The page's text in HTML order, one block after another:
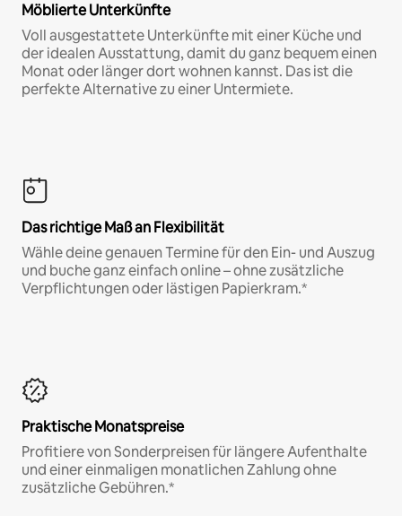
Möblierte Unterkünfte
Voll ausgestattete Unterkünfte mit einer Küche und
der idealen Ausstattung, damit du ganz bequem einen
Monat oder länger dort wohnen kannst. Das ist die
perfekte Alternative zu einer Untermiete.
Das richtige Maß an Flexibilität
Wähle deine genauen Termine für den Ein- und Auszug
und buche ganz einfach online – ohne zusätzliche
Verpflichtungen oder lästigen Papierkram.*
Praktische Monatspreise
Profitiere von Sonderpreisen für längere Aufenthalte
und einer einmaligen monatlichen Zahlung ohne
zusätzliche Gebühren.*